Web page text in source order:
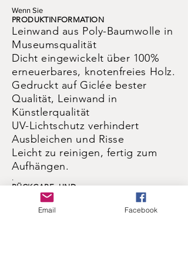
Wenn Sie
PRODUKTINFORMATION
Leinwand aus Poly-Baumwolle in
Museumsqualität
Dicht eingewickelt über 100%
erneuerbares, knotenfreies Holz.
Gedruckt auf Giclée bester
Qualität, Leinwand in
Künstlerqualität
UV-Lichtschutz verhindert
Ausbleichen und Risse
Leicht zu reinigen, fertig zum
Aufhängen.
.
RÜCKGABE- UND
RÜCKERSTATTUNGSPOLITIK
Alle Arbeiten garantiert. Wenn
Email Facebook